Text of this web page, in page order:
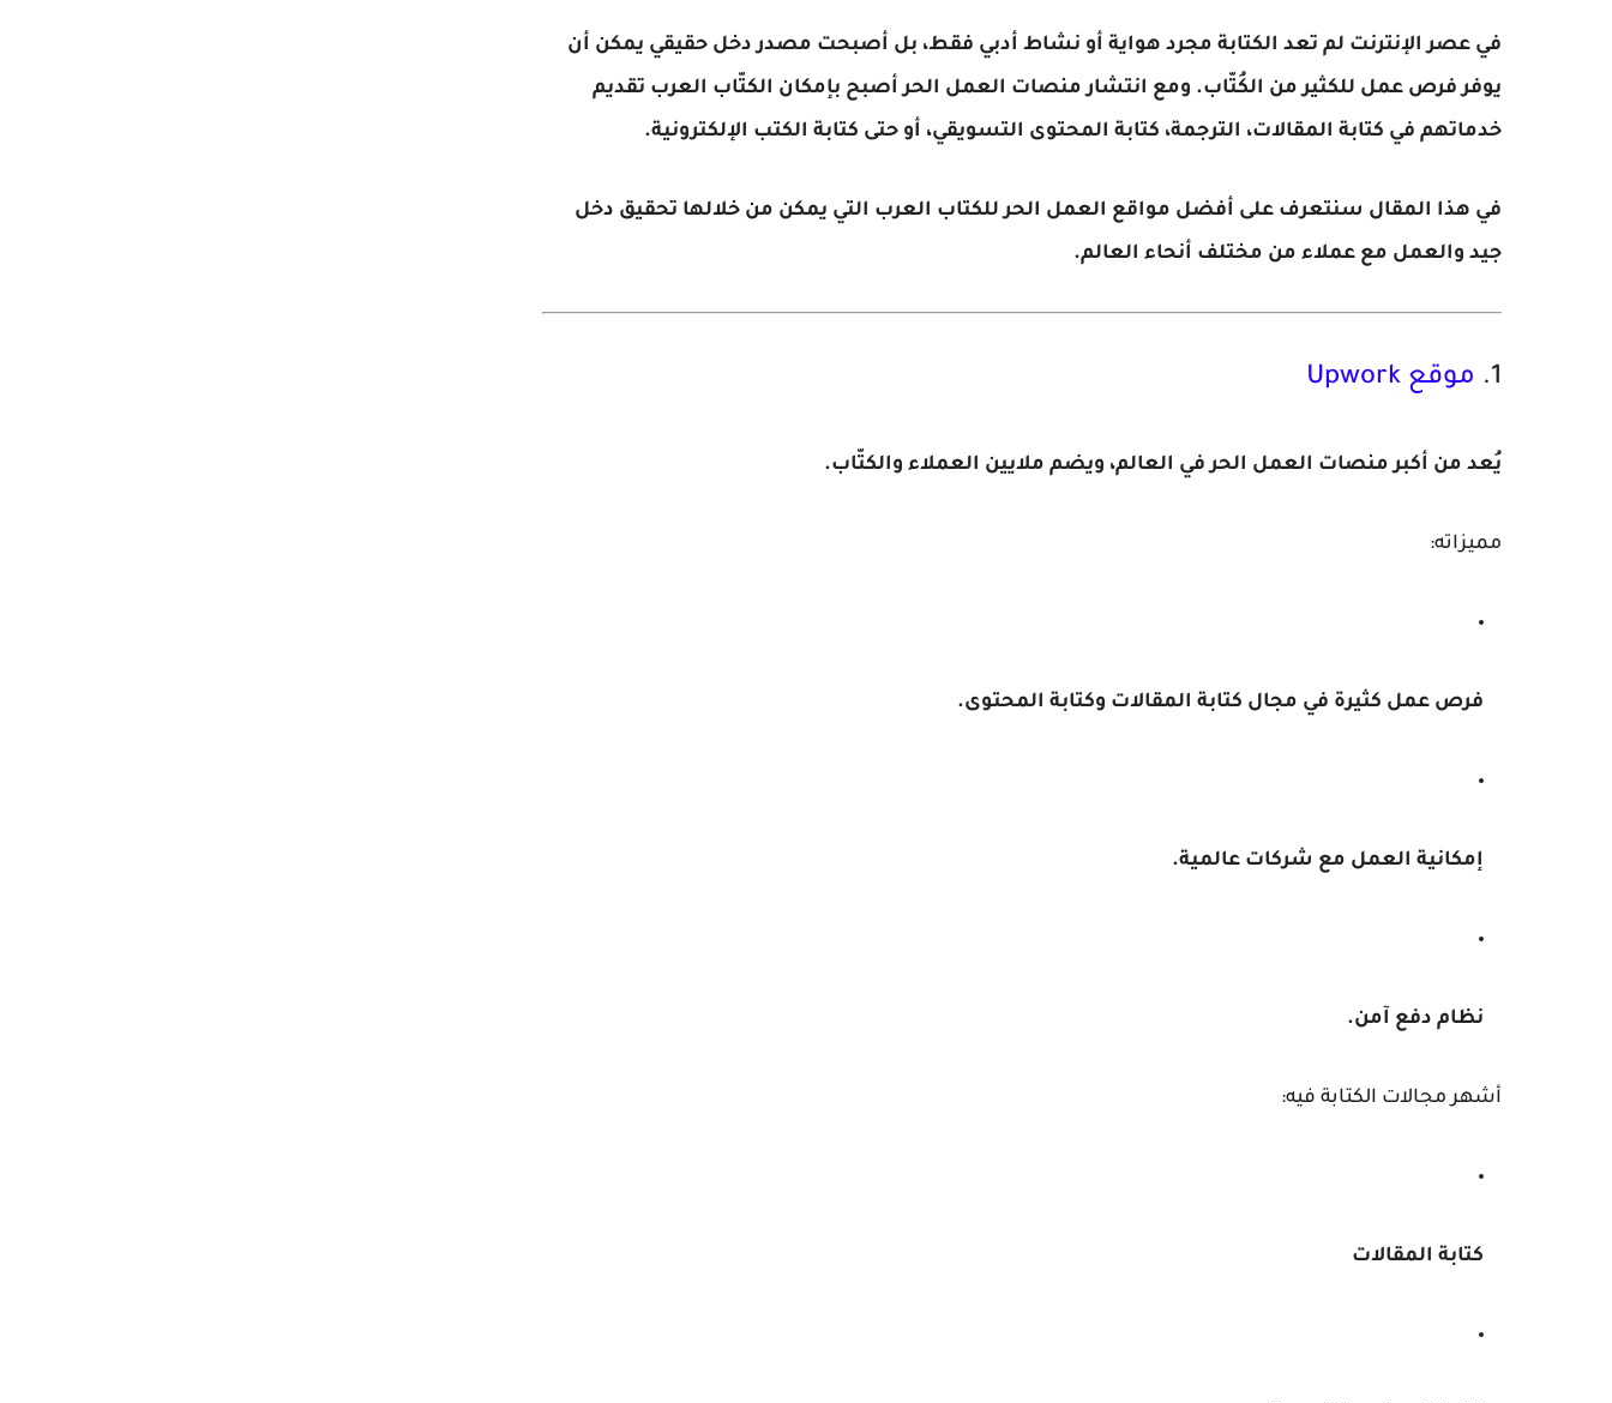
في عصر الإنترنت لم تعد الكتابة مجرد هواية أو نشاط أدبي فقط، بل أصبحت مصدر دخل حقيقي يمكن أن
يوفر فرص عمل للكثير من الكُتّاب. ومع انتشار منصات العمل الحر أصبح بإمكان الكتّاب العرب تقديم
خدماتهم في كتابة المقالات، الترجمة، كتابة المحتوى التسويقي، أو حتى كتابة الكتب الإلكترونية.
في هذا المقال سنتعرف على أفضل مواقع العمل الحر للكتاب العرب التي يمكن من خلالها تحقيق دخل
جيد والعمل مع عملاء من مختلف أنحاء العالم.
1. موقع Upwork
يُعد من أكبر منصات العمل الحر في العالم، ويضم ملايين العملاء والكتّاب.
مميزاته:
فرص عمل كثيرة في مجال كتابة المقالات وكتابة المحتوى.
إمكانية العمل مع شركات عالمية.
نظام دفع آمن.
أشهر مجالات الكتابة فيه:
كتابة المقالات